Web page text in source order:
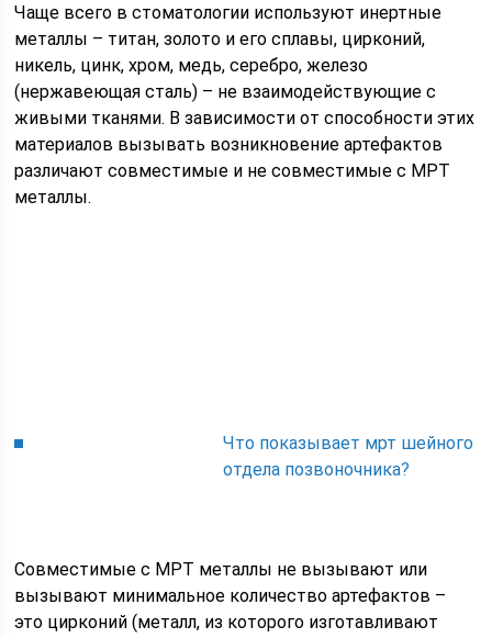
Чаще всего в стоматологии используют инертные
металлы – титан, золото и его сплавы, цирконий,
никель, цинк, хром, медь, серебро, железо
(нержавеющая сталь) – не взаимодействующие с
живыми тканями. В зависимости от способности этих
материалов вызывать возникновение артефактов
различают совместимые и не совместимые с МРТ
металлы.
Что показывает мрт шейного
отдела позвоночника?
Совместимые с МРТ металлы не вызывают или
вызывают минимальное количество артефактов –
это цирконий (металл, из которого изготавливают